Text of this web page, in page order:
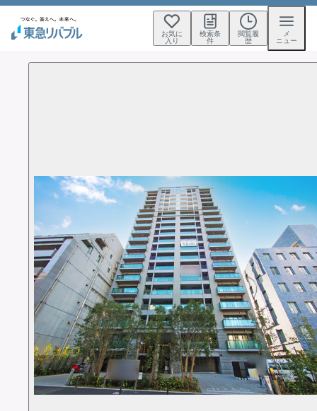
お気に
入り
検索条
件
閲覧履
歴
メ
ニュー